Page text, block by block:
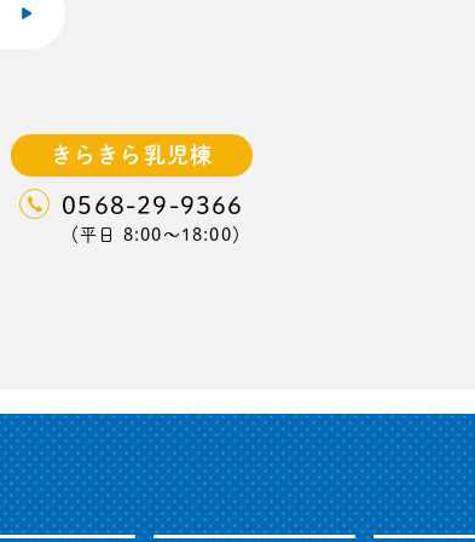
きらきら乳児棟
0568-29-9366
（平日 8:00〜18:00）